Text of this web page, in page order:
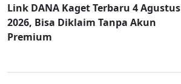
Link DANA Kaget Terbaru 4 Agustus
2026, Bisa Diklaim Tanpa Akun
Premium